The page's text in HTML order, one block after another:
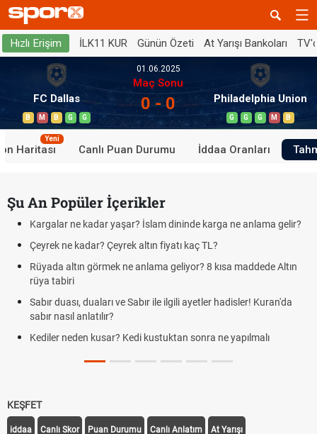
Hızlı Erişim İLK11 KUR Günün Özeti At Yarışı Bankoları
FC Dallas
B M B G G
01.06.2025
Maç Sonu
0 - 0 Philadelphia Union
G G G M B
Haritası
Yeni
Canlı Puan Durumu İddaa Oranları
Şu An Popüler İçerikler
Kargalar ne kadar yaşar? İslam dininde karga ne anlama gelir?
Çeyrek ne kadar? Çeyrek altın fiyatı kaç TL?
Rüyada altın görmek ne anlama geliyor? 8 kısa maddede Altın
rüya tabiri
Sabır duası, duaları ve Sabır ile ilgili ayetler hadisler! Kuran'da
sabır nasıl anlatılır?
Kediler neden kusar? Kedi kustuktan sonra ne yapılmalı
KEŞFET
iddaa Canlı Skor Puan Durumu Canlı Anlatım At Yarışı